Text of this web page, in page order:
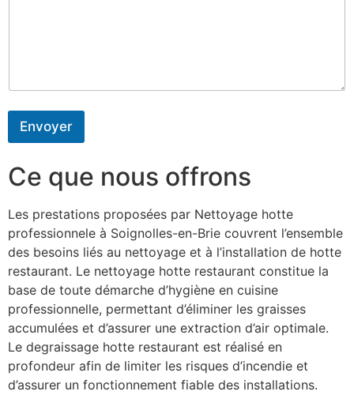
Envoyer
Ce que nous offrons
Les prestations proposées par Nettoyage hotte
professionnele à Soignolles-en-Brie couvrent l’ensemble
des besoins liés au nettoyage et à l’installation de hotte
restaurant. Le nettoyage hotte restaurant constitue la
base de toute démarche d’hygiène en cuisine
professionnelle, permettant d’éliminer les graisses
accumulées et d’assurer une extraction d’air optimale.
Le degraissage hotte restaurant est réalisé en
profondeur afin de limiter les risques d’incendie et
d’assurer un fonctionnement fiable des installations.